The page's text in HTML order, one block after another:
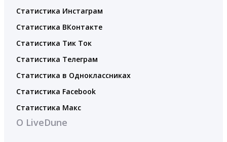
Статистика Инстаграм
Статистика ВКонтакте
Статистика Тик Ток
Статистика Телеграм
Статистика в Одноклассниках
Статистика Facebook
Статистика Макс
О LiveDune